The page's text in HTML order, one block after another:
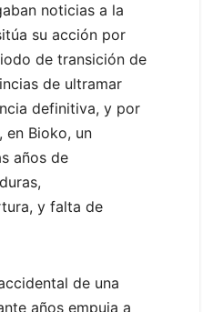
noticias a la
su acción por
de transición de
de ultramar
definitiva, y por
en Bioko, un
años de
y falta de
de una
años empuja a